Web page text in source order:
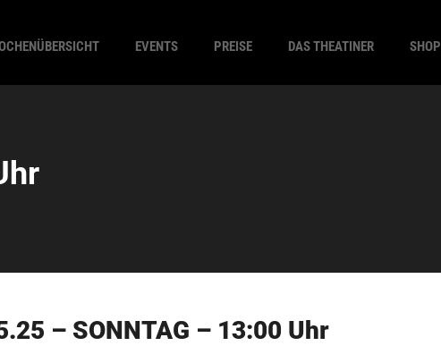
EVENTS PREISE DAS THEATINER SHOP
– SONNTAG – 13:00 Uhr